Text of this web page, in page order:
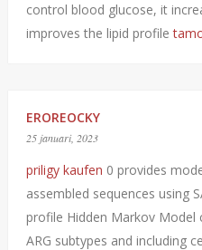
control blood glucose, it
improves the lipid profile
EROREOCKY
25 januari, 2023
priligy kaufen 0 provides
assembled sequences using
profile Hidden Markov
ARG subtypes and including